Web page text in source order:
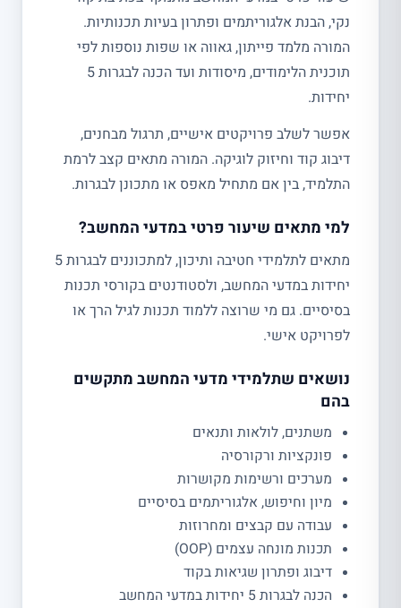
נקי, הבנת אלגוריתמים ופתרון בעיות תכנותיות.
המורה מלמד פייתון, גאווה או שפות נוספות לפי
תוכנית הלימודים, מיסודות ועד הכנה לבגרות 5
יחידות.
אפשר לשלב פרויקטים אישיים, תרגול מבחנים,
דיבוג קוד וחיזוק לוגיקה. המורה מתאים קצב לרמת
התלמיד, בין אם מתחיל מאפס או מתכונן לבגרות.
למי מתאים שיעור פרטי במדעי המחשב?
מתאים לתלמידי חטיבה ותיכון, למתכוננים לבגרות 5
יחידות במדעי המחשב, ולסטודנטים בקורסי תכנות
בסיסיים. גם מי שרוצה ללמוד תכנות לגיל הרך או
לפרויקט אישי.
נושאים שתלמידי מדעי המחשב מתקשים
בהם
משתנים, לולאות ותנאים
פונקציות ורקורסיה
מערכים ורשימות מקושרות
מיון וחיפוש, אלגוריתמים בסיסיים
עבודה עם קבצים ומחרוזות
תכנות מונחה עצמים (OOP)
דיבוג ופתרון שגיאות בקוד
הכנה לבגרות 5 יחידות במדעי המחשב